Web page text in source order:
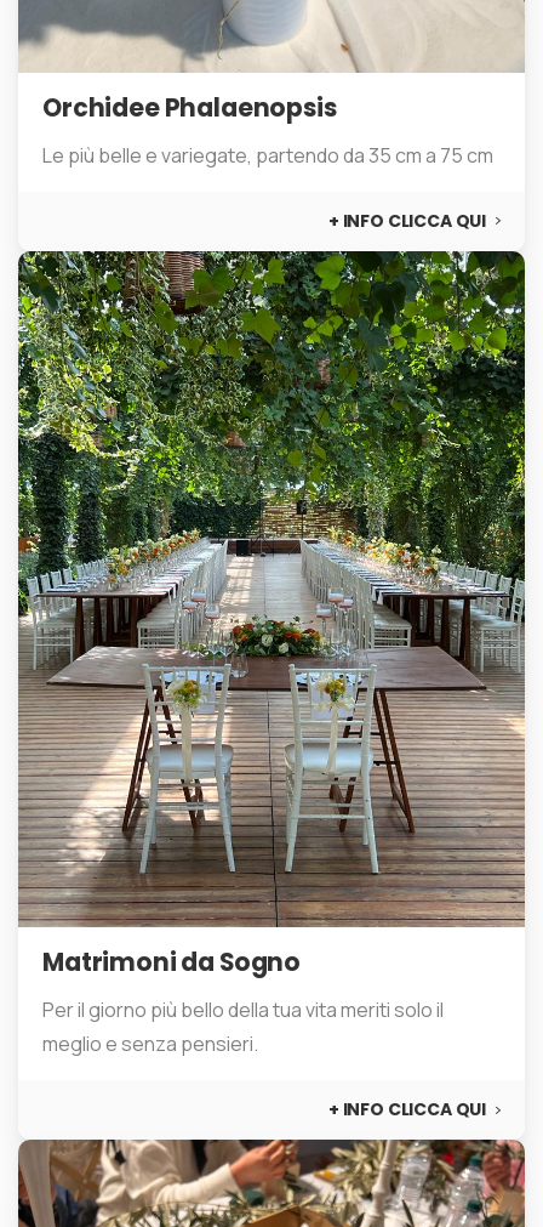
Orchidee Phalaenopsis
Le più belle e variegate, partendo da 35 cm a 75 cm
+ INFO CLICCA QUI
Matrimoni da Sogno
+ INFO CLICCA QUI